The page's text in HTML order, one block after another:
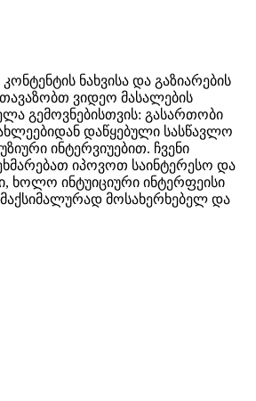
ნახვისა და გაზიარების
ვიდეო მასალების
გემოვნებისთვის: გასართობი
დაწყებული სასწავლო
ინტერვიუებით. ჩვენი
იპოვოთ საინტერესო და
ხოლო ინტუიციური ინტერფეისი
მაქსიმალურად მოსახერხებელ და